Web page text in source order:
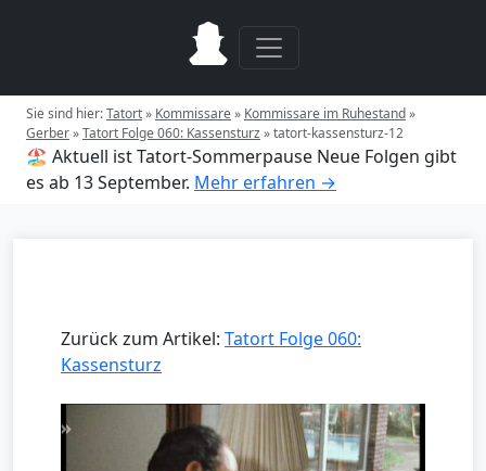
Sie sind hier:Tatort» Kommissare» Kommissare im Ruhestand»
Gerber»Tatort Folge 060: Kassensturz»tatort-kassensturz-12
🏖️ Aktuell ist Tatort-Sommerpause Neue Folgen gibt
es ab 13 September. Mehr erfahren →
Zurück zum Artikel: Tatort Folge 060:
Kassensturz